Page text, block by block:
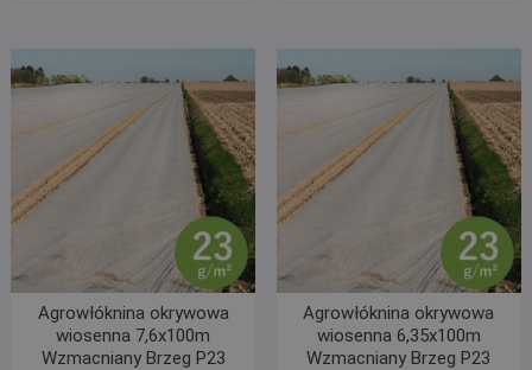
Agrowłóknina okrywowa
wiosenna 7,6x100m
Wzmacniany Brzeg P23
Agrowłóknina okrywowa
wiosenna 6,35x100m
Wzmacniany Brzeg P23